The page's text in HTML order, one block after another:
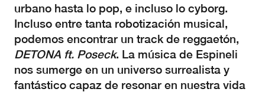
urbano hasta lo pop, e incluso lo cyborg.
Incluso entre tanta robotización musical,
podemos encontrar un track de reggaetón,
DETONA ft. Poseck. La música de Espineli
nos sumerge en un universo surrealista y
fantástico capaz de resonar en nuestra vida